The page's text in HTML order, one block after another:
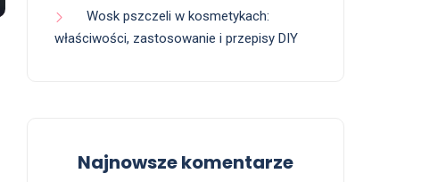
Wosk pszczeli w kosmetykach:
właściwości, zastosowanie i przepisy DIY
Najnowsze komentarze